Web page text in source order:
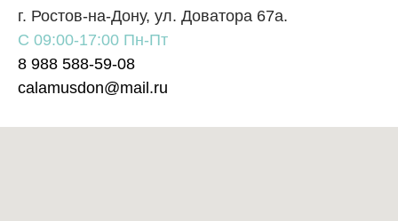
г. Ростов-на-Дону, ул. Доватора 67а.
С 09:00-17:00 Пн-Пт
8 988 588-59-08
calamusdon@mail.ru